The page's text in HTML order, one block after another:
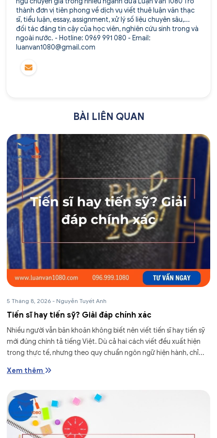
thành đơn vị tiên phong về dịch vụ viết thuê luận văn thạc
sĩ, tiểu luận, essay, assignment, xử lý số liệu chuyên sâu,...
đối tác đáng tin cậy của học viên, nghiên cứu sinh trong và
ngoài nước. - Hotline: 0969 991 080 - Email:
luanvan1080@gmail.com
BÀI LIÊN QUAN
5 Tháng 8, 2026 - Nguyễn Tuyết Anh
Tiến sĩ hay tiến sỹ? Giải đáp chính xác
Nhiều người vẫn băn khoăn không biết nên viết tiến sĩ hay tiến sỹ
mới đúng chính tả tiếng Việt. Dù cả hai cách viết đều xuất hiện
trong thực tế, nhưng theo quy chuẩn ngôn ngữ hiện hành, chỉ...
Xem thêm